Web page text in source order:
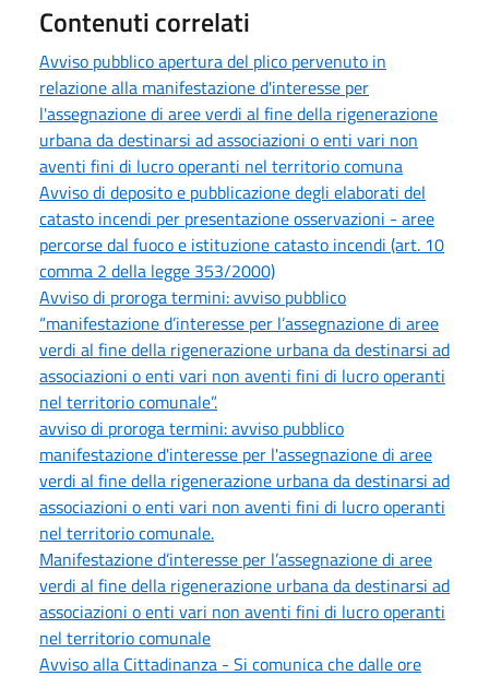
Contenuti correlati
Avviso pubblico apertura del plico pervenuto in
relazione alla manifestazione d'interesse per
l'assegnazione di aree verdi al fine della rigenerazione
urbana da destinarsi ad associazioni o enti vari non
aventi fini di lucro operanti nel territorio comuna
Avviso di deposito e pubblicazione degli elaborati del
catasto incendi per presentazione osservazioni - aree
percorse dal fuoco e istituzione catasto incendi (art. 10
comma 2 della legge 353/2000)
Avviso di proroga termini: avviso pubblico
“manifestazione d’interesse per l’assegnazione di aree
verdi al fine della rigenerazione urbana da destinarsi ad
associazioni o enti vari non aventi fini di lucro operanti
nel territorio comunale”.
avviso di proroga termini: avviso pubblico
manifestazione d'interesse per l'assegnazione di aree
verdi al fine della rigenerazione urbana da destinarsi ad
associazioni o enti vari non aventi fini di lucro operanti
nel territorio comunale.
Manifestazione d’interesse per l’assegnazione di aree
verdi al fine della rigenerazione urbana da destinarsi ad
associazioni o enti vari non aventi fini di lucro operanti
nel territorio comunale
Avviso alla Cittadinanza - Si comunica che dalle ore